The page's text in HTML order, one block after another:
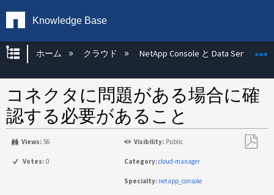
Knowledge Base
グローバル階層を展開/折りたたむ
ホーム クラウド NetApp Console と Data Services
コネクタに問題がある場合に確
認する必要があること
Views: 56 Visibility: Public
Votes: 0 Category:cloud-manager
Specialty: netapp_console